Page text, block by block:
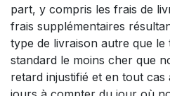
part, y compris les frais de
frais supplémentaires
type de livraison autre que le
standard le moins cher que
retard injustifié et en tout cas